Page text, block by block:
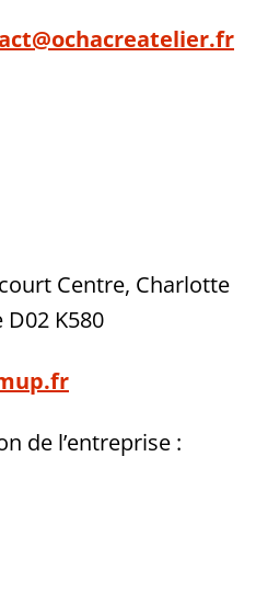
Centre, Charlotte
K580
de l’entreprise :